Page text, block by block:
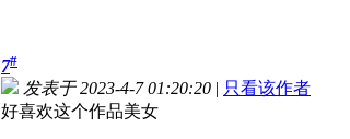
7#
发表于 2023-4-7 01:20:20 | 只看该作者
好喜欢这个作品美女